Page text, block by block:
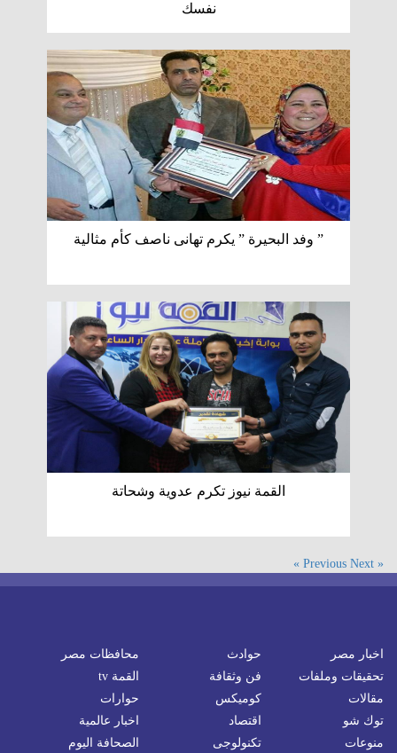
نفسك
” وفد البحيرة ” يكرم تهانى ناصف كأم مثالية
القمة نيوز تكرم عدوية وشحاتة
« Previous
Next »
اخبار مصر حوادث
محافظات مصر
تحقيقات وملفات
فن وثقافة
القمة tv
مقالات
كوميكس
حوارات
توك شو
اقتصاد
اخبار عالمية
منوعات
تكنولوجى الصحافة اليوم